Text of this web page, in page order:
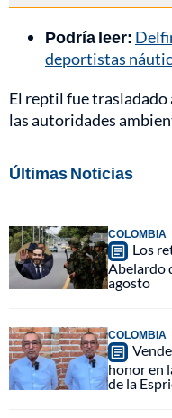
Podría leer:
deportistas
El reptil fue trasladado
las autoridades
Últimas Noticias
COLOMBIA
Los
Abelardo
agosto
COLOMBIA
honor en
de la